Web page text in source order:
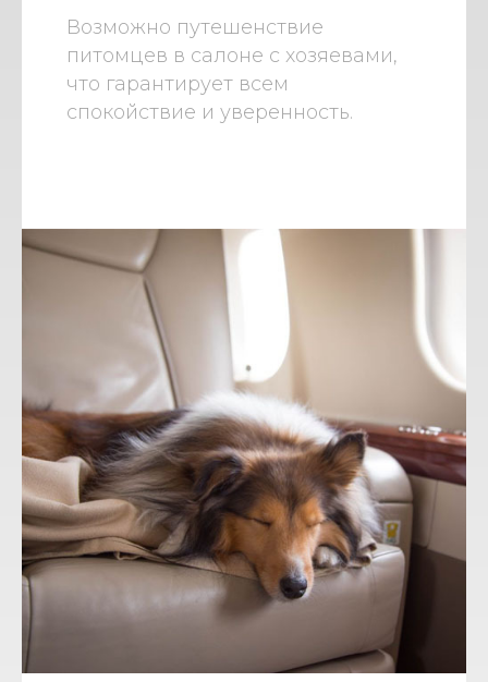
Возможно путешенствие
питомцев в салоне с хозяевами,
что гарантирует всем
спокойствие и уверенность.